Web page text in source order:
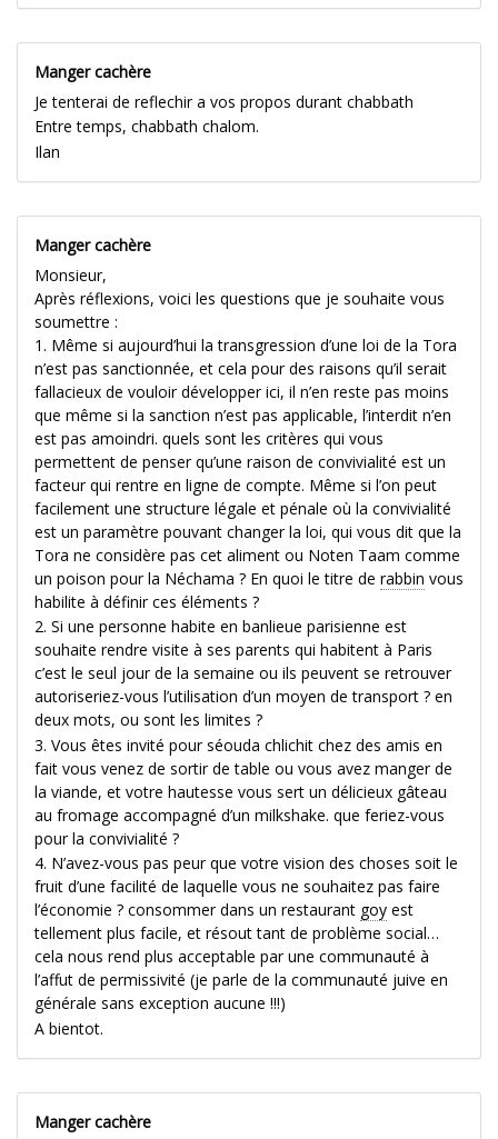
Manger cachère
Je tenterai de reflechir a vos propos durant chabbath
Entre temps, chabbath chalom.
Ilan
Manger cachère
Monsieur,
Après réflexions, voici les questions que je souhaite vous
soumettre :
1. Même si aujourd’hui la transgression d’une loi de la Tora
n’est pas sanctionnée, et cela pour des raisons qu’il serait
fallacieux de vouloir développer ici, il n’en reste pas moins
que même si la sanction n’est pas applicable, l’interdit n’en
est pas amoindri. quels sont les critères qui vous
permettent de penser qu’une raison de convivialité est un
facteur qui rentre en ligne de compte. Même si l’on peut
facilement une structure légale et pénale où la convivialité
est un paramètre pouvant changer la loi, qui vous dit que la
Tora ne considère pas cet aliment ou Noten Taam comme
un poison pour la Néchama ? En quoi le titre de rabbin vous
habilite à définir ces éléments ?
2. Si une personne habite en banlieue parisienne est
souhaite rendre visite à ses parents qui habitent à Paris
c’est le seul jour de la semaine ou ils peuvent se retrouver
autoriseriez-vous l’utilisation d’un moyen de transport ? en
deux mots, ou sont les limites ?
3. Vous êtes invité pour séouda chlichit chez des amis en
fait vous venez de sortir de table ou vous avez manger de
la viande, et votre hautesse vous sert un délicieux gâteau
au fromage accompagné d’un milkshake. que feriez-vous
pour la convivialité ?
4. N’avez-vous pas peur que votre vision des choses soit le
fruit d’une facilité de laquelle vous ne souhaitez pas faire
l’économie ? consommer dans un restaurant goy est
tellement plus facile, et résout tant de problème social…
cela nous rend plus acceptable par une communauté à
l’affut de permissivité (je parle de la communauté juive en
générale sans exception aucune !!!)
A bientot.
Manger cachère